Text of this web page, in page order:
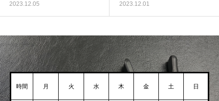
2023.12.05 2023.12.01
時間 月 火 水 木 金 土 日